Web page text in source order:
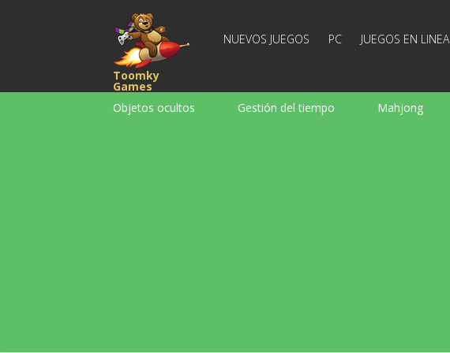
Toomky
Games
NUEVOS JUEGOS PC JUEGOS EN LINEA
Objetos ocultos Gestión del tiempo Mahjong